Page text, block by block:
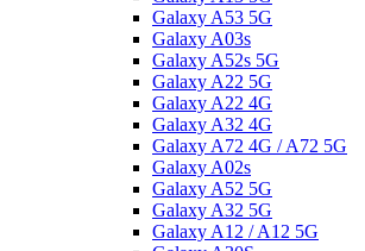
Galaxy A53 5G
Galaxy A03s
Galaxy A52s 5G
Galaxy A22 5G
Galaxy A22 4G
Galaxy A32 4G
Galaxy A72 4G / A72 5G
Galaxy A02s
Galaxy A52 5G
Galaxy A32 5G
Galaxy A12 / A12 5G